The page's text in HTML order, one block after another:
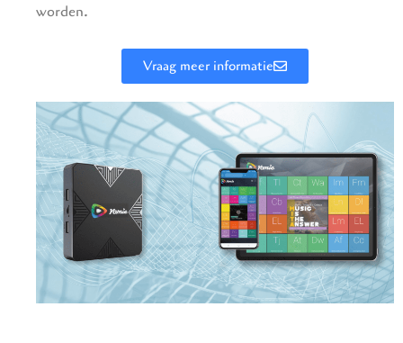
worden.
Vraag meer informatie